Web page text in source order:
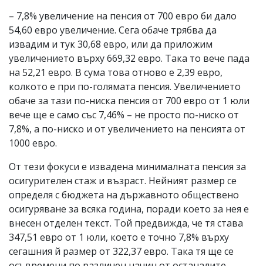
– 7,8% увеличение на пенсия от 700 евро би дало
54,60 евро увеличение. Сега обаче трябва да
извадим и тук 30,68 евро, или да приложим
увеличението върху 669,32 евро. Така то вече пада
на 52,21 евро. В сума това отново е 2,39 евро,
колкото е при по-голямата пенсия. Увеличението
обаче за тази по-ниска пенсия от 700 евро от 1 юли
вече ще е само със 7,46% – не просто по-ниско от
7,8%, а по-ниско и от увеличението на пенсията от
1000 евро.
От тези фокуси е извадена минималната пенсия за
осигурителен стаж и възраст. Нейният размер се
определя с бюджета на държавното обществено
осигуряване за всяка година, поради което за нея е
внесен отделен текст. Той предвижда, че тя става
347,51 евро от 1 юли, което е точно 7,8% върху
сегашния й размер от 322,37 евро. Така тя ще се